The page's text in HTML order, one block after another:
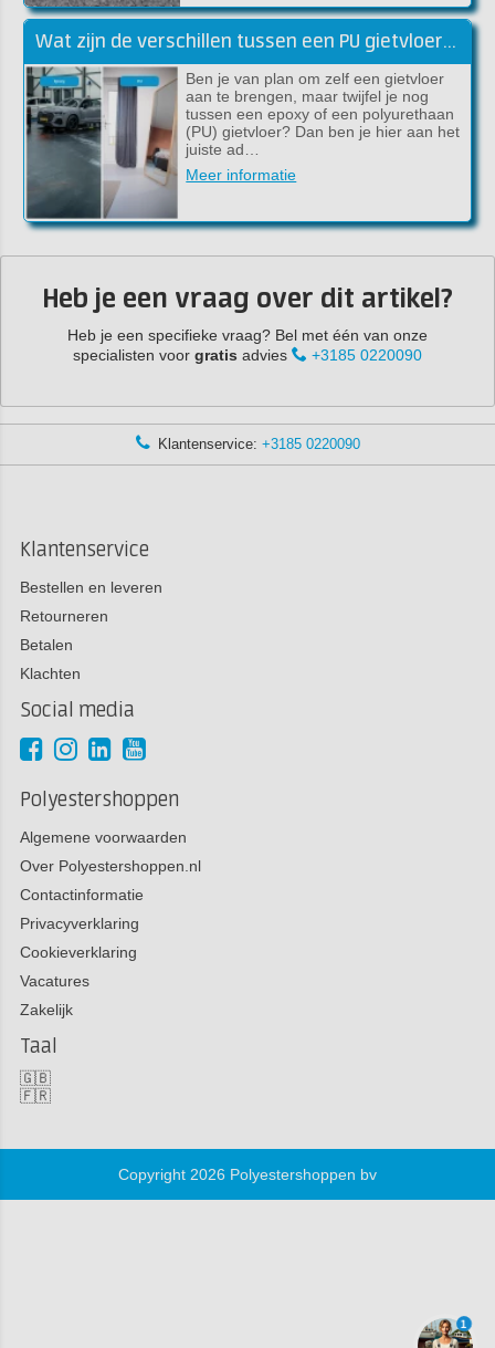
Wat zijn de verschillen tussen een PU gietvloer en een Epoxy gietvloer?
Ben je van plan om zelf een gietvloer
aan te brengen, maar twijfel je nog
tussen een epoxy of een polyurethaan
(PU) gietvloer? Dan ben je hier aan het
juiste ad…
Meer informatie
Heb je een vraag over dit artikel?
Heb je een specifieke vraag? Bel met één van onze
specialisten voor gratis advies +3185 0220090
Klantenservice: +3185 0220090
Klantenservice
Bestellen en leveren
Retourneren
Betalen
Klachten
Social media
Polyestershoppen
Algemene voorwaarden
Over Polyestershoppen.nl
Contactinformatie
Privacyverklaring
Cookieverklaring
Vacatures
Zakelijk
Taal
🇬🇧
🇫🇷
Copyright 2026 Polyestershoppen bv
1